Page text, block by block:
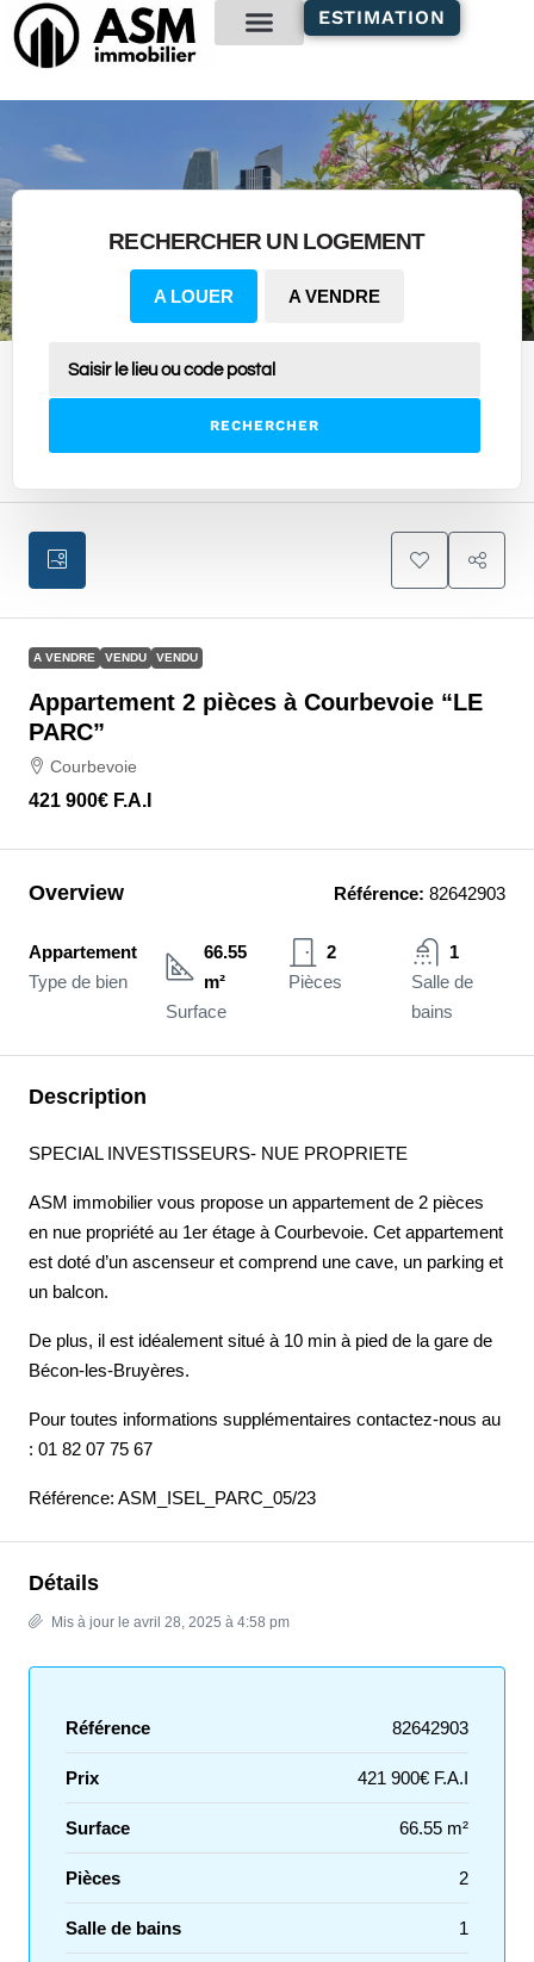
principal
ESTIMATION
RECHERCHER UN LOGEMENT
A LOUER A VENDRE
RECHERCHER
A VENDRE VENDU VENDU
Appartement 2 pièces à Courbevoie “LE
PARC”
Courbevoie
421 900€ F.A.I
Overview Référence: 82642903
Appartement
Type de bien
66.55
m²
Surface
2
Pièces
1
Salle de
bains
Description
SPECIAL INVESTISSEURS- NUE PROPRIETE
ASM immobilier vous propose un appartement de 2 pièces
en nue propriété au 1er étage à Courbevoie. Cet appartement
est doté d’un ascenseur et comprend une cave, un parking et
un balcon.
De plus, il est idéalement situé à 10 min à pied de la gare de
Bécon-les-Bruyères.
Pour toutes informations supplémentaires contactez-nous au
: 01 82 07 75 67
Référence: ASM_ISEL_PARC_05/23
Détails
Mis à jour le avril 28, 2025 à 4:58 pm
Référence 82642903
Prix 421 900€ F.A.I
Surface 66.55 m²
Pièces 2
Salle de bains 1